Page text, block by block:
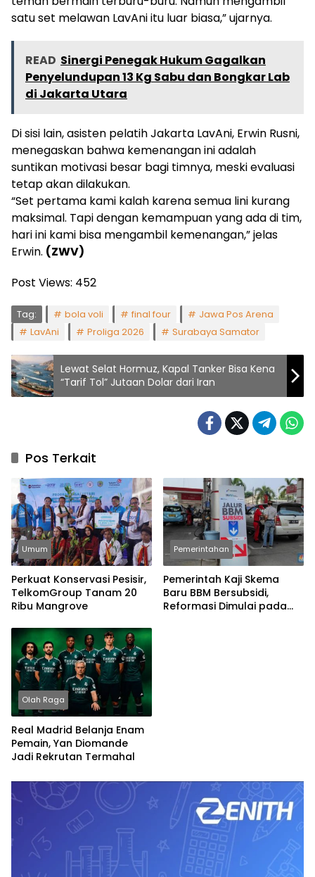
satu set melawan LavAni itu luar biasa,” ujarnya.
READ Sinergi Penegak Hukum Gagalkan
Penyelundupan 13 Kg Sabu dan Bongkar Lab
di Jakarta Utara
Di sisi lain, asisten pelatih Jakarta LavAni, Erwin Rusni,
menegaskan bahwa kemenangan ini adalah
suntikan motivasi besar bagi timnya, meski evaluasi
tetap akan dilakukan.
“Set pertama kami kalah karena semua lini kurang
maksimal. Tapi dengan kemampuan yang ada di tim,
hari ini kami bisa mengambil kemenangan,” jelas
Erwin. (ZWV)
Post Views: 452
Tag: bola voli final four
Jawa Pos Arena
LavAni
Proliga 2026 Surabaya Samator
Lewat Selat Hormuz, Kapal Tanker Bisa Kena
“Tarif Tol” Jutaan Dolar dari Iran
Pos Terkait
Umum
Perkuat Konservasi Pesisir,
TelkomGroup Tanam 20
Ribu Mangrove
Pemerintahan
Pemerintah Kaji Skema
Baru BBM Bersubsidi,
Reformasi Dimulai pada
Olah Raga
Real Madrid Belanja Enam
Pemain, Yan Diomande
Jadi Rekrutan Termahal